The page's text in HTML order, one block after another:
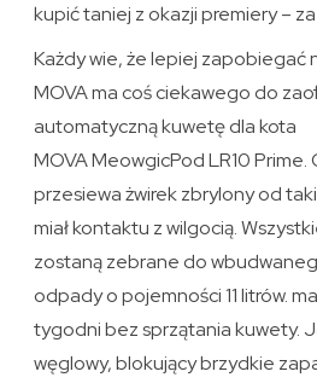
kupić taniej z okazji premiery – za
Każdy wie, że lepiej zapobiegać
MOVA ma coś ciekawego do
automatyczną kuwetę dla kota
MOVA MeowgicPod LR10
przesiewa żwirek zbrylony od
miał kontaktu z wilgocią.
zostaną zebrane do
odpady o pojemności 11 litrów.
tygodni bez sprzątania kuwety.
węglowy, blokujący brzydkie